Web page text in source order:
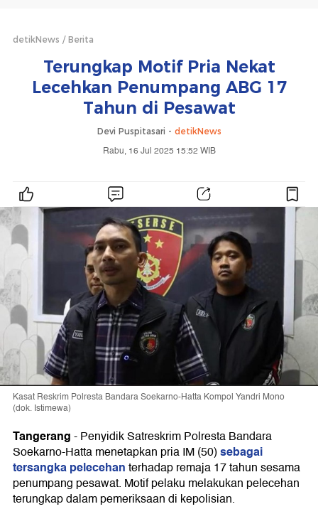
detikNews Berita
Terungkap Motif Pria Nekat
Lecehkan Penumpang ABG 17
Tahun di Pesawat
Devi Puspitasari - detikNews
Rabu, 16 Jul 2025 15:52 WIB
Kasat Reskrim Polresta Bandara Soekarno-Hatta Kompol Yandri Mono
(dok. Istimewa)
Tangerang-Penyidik Satreskrim Polresta Bandara
Soekarno-Hatta menetapkan pria IM (50)sebagai
tersangka pelecehanterhadap remaja 17 tahun sesama
penumpang pesawat. Motif pelaku melakukan pelecehan
terungkap dalam pemeriksaan di kepolisian.